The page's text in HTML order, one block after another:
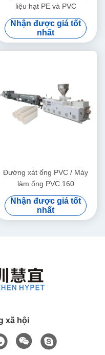
liệu hạt PE và PVC
Nhận được giá tốt
nhất
Đường xát ống PVC / Máy
làm ống PVC 160
Nhận được giá tốt
nhất
xã hội